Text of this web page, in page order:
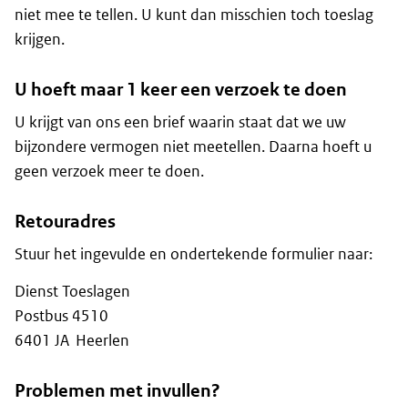
niet mee te tellen. U kunt dan misschien toch toeslag
krijgen.
U hoeft maar 1 keer een verzoek te doen
U krijgt van ons een brief waarin staat dat we uw
bijzondere vermogen niet meetellen. Daarna hoeft u
geen verzoek meer te doen.
Retouradres
Stuur het ingevulde en ondertekende formulier naar:
Dienst Toeslagen
Postbus 4510
6401 JA Heerlen
Problemen met invullen?